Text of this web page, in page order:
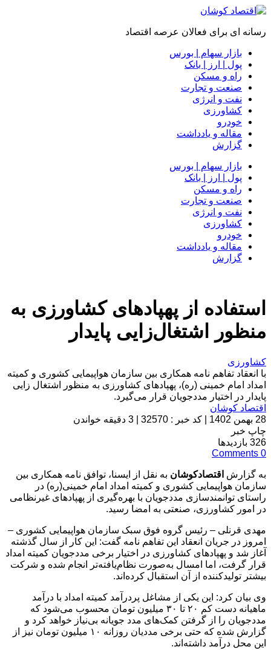
رسانه ای برای فعالان عرصه اقتصاد
بازار سهام | بورس
پول | ارز | بانک
راه و مسکن
صنعت و تجارت
نفت و انرژی
کشاورزی
خودرو
مقاله و یادداشت
گزارش
بازار سهام | بورس
پول | ارز | بانک
راه و مسکن
صنعت و تجارت
نفت و انرژی
کشاورزی
خودرو
مقاله و یادداشت
گزارش
استفاده از پهپادهای کشاورزی به
منظور اشتغال‌زایی پایدار
کشاورزی
با انعقاد تفاهم نامه همکاری بین سازمان هواپیمایی کشوری و کمیته
امداد امام خمینی (ره)، پهپادهای کشاورزی به منظور اشتغال زایی
پایدار در اختیار مددجویان قرار می‌گیرد.
اقتصاد کوشان
28 بهمن 1402
کد خبر : 32570
3 دقیقه خواندن
چاپ خبر
326 بازدیدها
0
Comments
به گزارش اقتصادکوشان به نقل از ایسنا، توافق نامه همکاری بین
سازمان هواپیمایی کشوری و کمیته امداد امام خمینی(ره) در
راستای توانمندسازی مددجویان با بهره‌گیری از پهپادهای غیرنظامی
در امور کشاورزی، صنعتی به امضا رسید.
مهدی قرنلی – رئیس گروه فوق سبک سازمان هواپیمایی کشوری –
امروز در جریان انعقاد این تفاهم نامه گفت: این کار از سال گذشته
آغاز شد و پهپادهای کشاورزی در اختیار برخی مددجویان کمیته امداد
قرار گرفت، اما امسال به‌صورت نظام‌یافته‌تر انجام شده و شرکت
بیشتر تولیدکننده از آن استقبال کرده‌اند.
وی بیان‌ کرد: این یکی از مشاغل پردرآمد کمیته امداد با درآمد
ماهیانه دست کم ۲۰ تا ۳۰ میلیون تومان محسوب می‌شود که
مددجویان را از گرفتن ‌کمک‌های مدد جویانه بی‌نیاز خواهد کرد و
گزارش شده که حتی برخی مددیان روزانه ۱۰ میلیون تومان نیز از
این محل درآمد داشته‌اند.